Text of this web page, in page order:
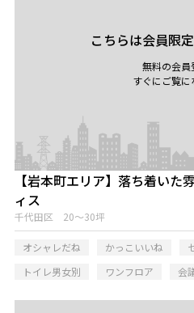
こちらは会員限
無料の会員
すぐにご覧に
【岩本町エリア】落ち着いた
ィス
千代田区 20～30坪
オシャレだね かっこいいね
トイレ男女別
ワンフロア 会